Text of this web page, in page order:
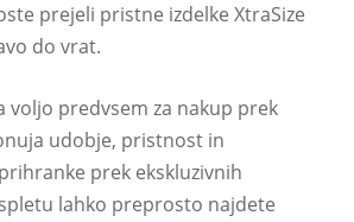
prejeli pristne izdelke XtraSize
do vrat.
voljo predvsem za nakup prek
udobje, pristnost in
prek ekskluzivnih
lahko preprosto najdete